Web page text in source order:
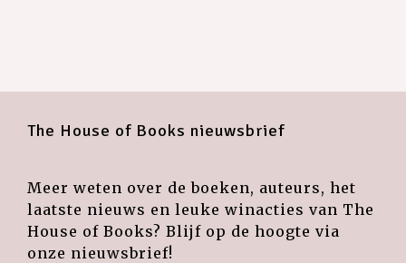
The House of Books nieuwsbrief
Meer weten over de boeken, auteurs, het
laatste nieuws en leuke winacties van The
House of Books? Blijf op de hoogte via
onze nieuwsbrief!